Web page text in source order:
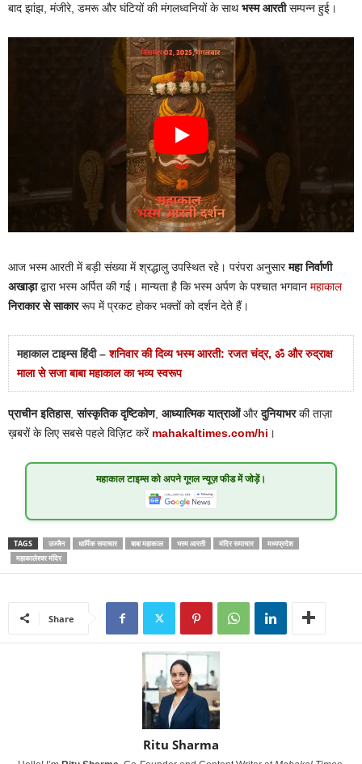
बाद झांझ, मंजीरे, डमरू और घंटियों की मंगलध्वनियों के साथभस्म आरतीसम्पन्न हुई।
आज भस्म आरती में बड़ी संख्या में श्रद्धालु उपस्थित रहे। परंपरा अनुसारमहा निर्वाणी
अखाड़ाद्वारा भस्म अर्पित की गई। मान्यता है कि भस्म अर्पण के पश्चात भगवान महाकाल
निराकार से साकाररूप में प्रकट होकर भक्तों को दर्शन देते हैं।
महाकाल टाइम्स हिंदी –शनिवार की दिव्य भस्म आरती: रजत चंद्र, ॐ और रुद्राक्ष
माला से सजा बाबा महाकाल का भव्य स्वरूप
प्राचीन इतिहास,सांस्कृतिक दृष्टिकोण, आध्यात्मिक यात्राओंऔरदुनियाभरकी ताज़ा
ख़बरों के लिए सबसे पहले विज़िट करें mahakaltimes.com/hi ।
महाकाल टाइम्सको अपने गूगल न्यूज़ फीड में जोड़ें।
TAGS उज्जैन धार्मिक समाचार बाबा महाकाल भस्म आरती मंदिर समाचार
मध्यप्रदेश
महाकालेश्वर मंदिर
Share
Ritu Sharma